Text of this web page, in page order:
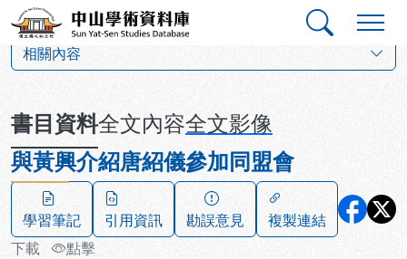
跳到主要內容
中山學術資料庫
相關內容
書目資料全文內容全文影像
與黃興介紹唐紹儀參加同盟會
學習筆記 引用資訊 勘誤意見
複製連結
下載
點擊